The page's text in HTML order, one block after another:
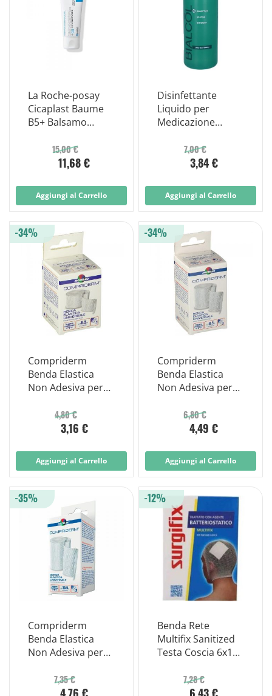
La Roche-posay
Cicaplast Baume
B5+ Balsamo
Lenitivo 40ml
15,00 €
11,68 €
Aggiungi al Carrello
Disinfettante
Liquido per
Medicazione
Articolo 527750
7,00 €
3,84 €
Aggiungi al Carrello
Compriderm
Benda Elastica
Non Adesiva per
Sostegno Cm
4,80 €
3,16 €
-34%
Aggiungi al Carrello
Compriderm
Benda Elastica
Non Adesiva per
Sostegno Cm
6,80 €
4,49 €
-34%
Aggiungi al Carrello
Compriderm
Benda Elastica
Non Adesiva per
Sostegno Cm
7,35 €
-35%
Benda Rete
Multifix Sanitized
Testa Coscia 6x150
7,28 €
-12%